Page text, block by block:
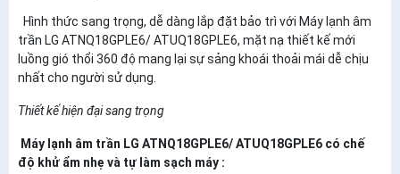
Hình thức sang trọng, dễ dàng lắp đặt bảo trì với Máy lạnh âm
trần LG ATNQ18GPLE6/ ATUQ18GPLE6, mặt nạ thiết kế mới
luồng gió thổi 360 độ mang lại sự sảng khoái thoải mái dễ chịu
nhất cho người sử dụng.
Thiết kế hiện đại sang trọng
Máy lạnh âm trần LG ATNQ18GPLE6/ ATUQ18GPLE6 có chế
độ khử ẩm nhẹ và tự làm sạch máy :